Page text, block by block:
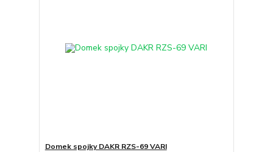
Domek spojky DAKR RZS-69 VARI